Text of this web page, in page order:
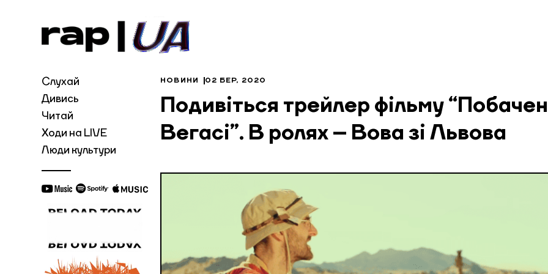
Слухай
Дивись
Читай
Ходи на LIVE
Люди культури
НОВИНИ 02 БЕР, 2020
Подивіться трейлер фільму
Вегасі”. В ролях – Вова зі Львова